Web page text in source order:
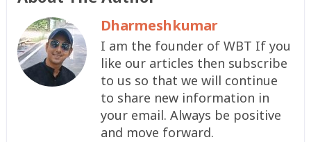
Dharmeshkumar
I am the founder of WBT If you
like our articles then subscribe
to us so that we will continue
to share new information in
your email. Always be positive
and move forward.